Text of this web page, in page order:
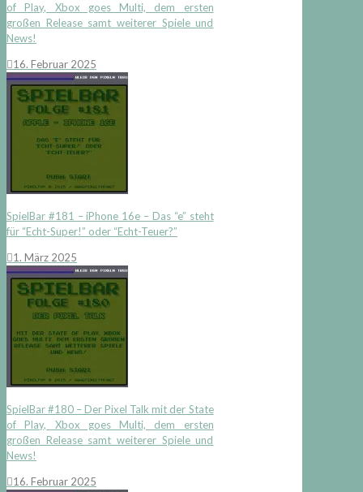
of Play, Xbox goes Multi, dem ersten
großen Release samt weiterer Spiele und
News!
16. Februar 2025
SpielBar #181 – iPhone 16e – Das “e” steht
für “Echt-Super!” oder “Echt-Teuer?”
1. März 2025
SpielBar #180 – Der Pixel Talk mit der State
of Play, Xbox goes Multi, dem ersten
großen Release samt weiterer Spiele und
News!
16. Februar 2025